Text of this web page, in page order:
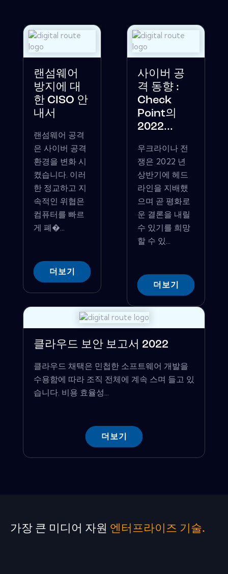
랜섬웨어
방지에 대
한 CISO 안
내서
랜섬웨어 공격
은 사이버 공격
환경을 변화 시
켰습니다. 이러
한 정교하고 지
속적인 위협은
컴퓨터를 빠르
게 폐�...
더보기
사이버 공
격 동향 :
Check
Point의
2022...
우크라이나 전
쟁은 2022 년
상반기에 헤드
라인을 지배했
으며 곧 평화로
운 결론을 내릴
수 있기를 희망
할 수 있...
더보기
클라우드 보안 보고서 2022
클라우드 채택은 민첩한 소프트웨어 개발을
수용함에 따라 조직 전체에 계속 스며 들고 있
습니다. 비용 효율성...
더보기
가장 큰 미디어 자원 엔터프라이즈 기술.